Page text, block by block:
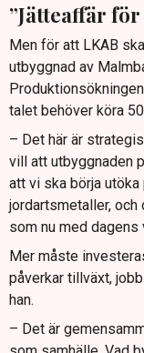
”Jätteaffär
Men för att LKAB
utbyggnad av
talet behöver köra
– Det här är
vill att utbyggnaden
att vi ska börja
jordartsmetaller,
som nu med
Mer måste
påverkar tillväxt,
han.
– Det är